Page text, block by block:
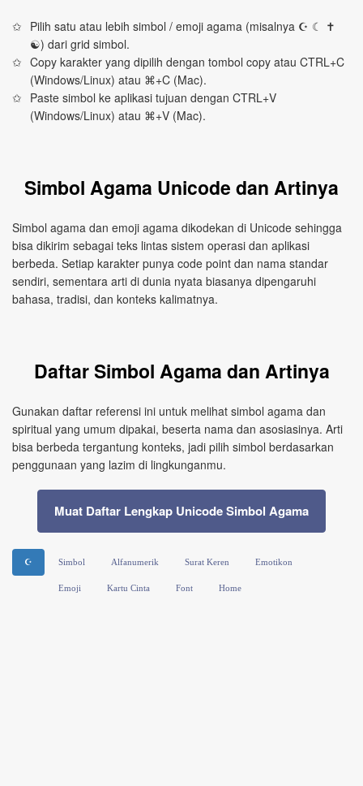
Pilih satu atau lebih simbol / emoji agama (misalnya ☪ ☾ ✝
☯) dari grid simbol.
Copy karakter yang dipilih dengan tombol copy atau CTRL+C
(Windows/Linux) atau ⌘+C (Mac).
Paste simbol ke aplikasi tujuan dengan CTRL+V
(Windows/Linux) atau ⌘+V (Mac).
Simbol Agama Unicode dan Artinya
Simbol agama dan emoji agama dikodekan di Unicode sehingga
bisa dikirim sebagai teks lintas sistem operasi dan aplikasi
berbeda. Setiap karakter punya code point dan nama standar
sendiri, sementara arti di dunia nyata biasanya dipengaruhi
bahasa, tradisi, dan konteks kalimatnya.
Daftar Simbol Agama dan Artinya
Gunakan daftar referensi ini untuk melihat simbol agama dan
spiritual yang umum dipakai, beserta nama dan asosiasinya. Arti
bisa berbeda tergantung konteks, jadi pilih simbol berdasarkan
penggunaan yang lazim di lingkunganmu.
Muat Daftar Lengkap Unicode Simbol Agama
☪ Simbol Alfanumerik Surat Keren Emotikon
Emoji Kartu Cinta Font Home